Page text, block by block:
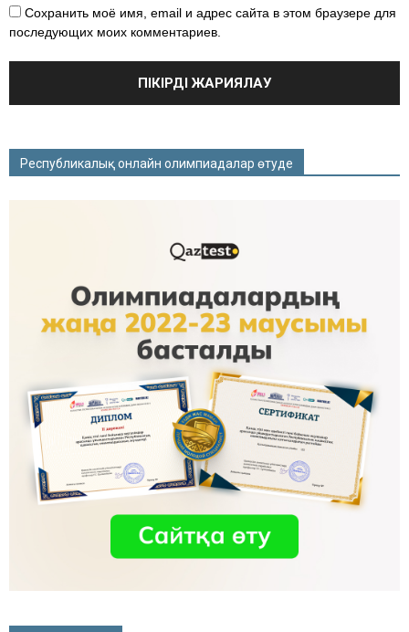
Сохранить моё имя, email и адрес сайта в этом браузере для
последующих моих комментариев.
Республикалық онлайн олимпиадалар өтуде